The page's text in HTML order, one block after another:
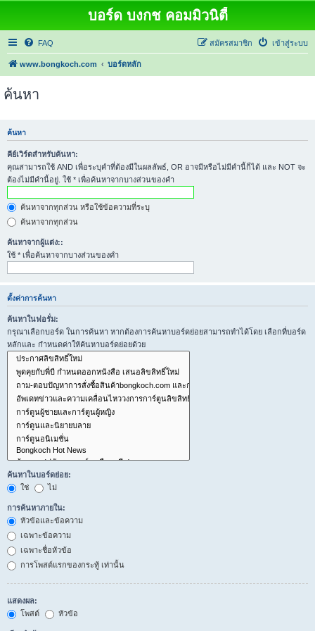
บอร์ด บงกช คอมมิวนิตี้
FAQ เข้าสู่ระบบ
สมัครสมาชิก
www.bongkoch.com บอร์ดหลัก
ค้นหา
ค้นหา
คีย์เวิร์ดสำหรับค้นหา:
คุณสามารถใช้ AND เพื่อระบุคำที่ต้องมีในผลลัพธ์, OR อาจมีหรือไม่มีคำนี้ก็ได้ และ NOT จะ
ต้องไม่มีคำนี้อยู่. ใช้ * เพื่อค้นหาจากบางส่วนของคำ
ค้นหาจากทุกส่วน หรือใช้ข้อความที่ระบุ
ค้นหาจากทุกส่วน
ค้นหาจากผู้แต่ง::
ใช้ * เพื่อค้นหาจากบางส่วนของคำ
ตั้งค่าการค้นหา
ค้นหาในฟอรั่ม:
กรุณาเลือกบอร์ด ในการค้นหา หากต้องการค้นหาบอร์ดย่อยสามารถทำได้โดย เลือกที่บอร์ด
หลักและ กำหนดค่าให้ค้นหาบอร์ดย่อยด้วย
ค้นหาในบอร์ดย่อย:
ใช่
ไม่
การค้นหาภายใน:
หัวข้อและข้อความ
เฉพาะข้อความ
เฉพาะชื่อหัวข้อ
การโพสต์แรกของกระทู้ เท่านั้น
แสดงผล:
โพสต์
หัวข้อ